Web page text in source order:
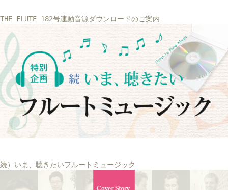
THE FLUTE 182号連動音源ダウンロードのご案内
続）いま、聴きたいフルートミュージック